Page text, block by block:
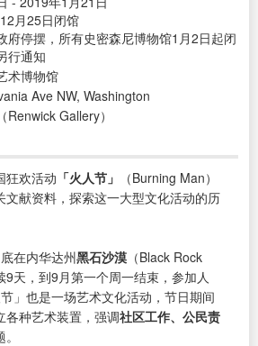
月25日闭馆
府停摆，所有史密森尼博物馆1月2日起闭
行通知
术博物馆
Ave NW, Washington
Gallery）
狂欢活动 「火人节」
（Burning Man）
文献资料，探索这一大型文化活动的历
在内华达州黑石沙漠 （Black Rock
9天，到9月第一个周一结束，参加人
」也是一场艺术文化活动，节日期间
各种艺术装置，强调社区工作、公民责